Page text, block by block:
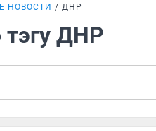
НОВОСТИ ДНР
тэгу ДНР